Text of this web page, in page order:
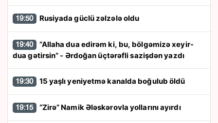
19:50 Rusiyada güclü zəlzələ oldu
19:40
dua gətirsin” - Ərdoğan üçtərəfli sazişdən yazdı
19:30 15 yaşlı yeniyetmə kanalda boğulub öldü
19:15 “Zirə” Namik Ələskərovla yollarını ayırdı